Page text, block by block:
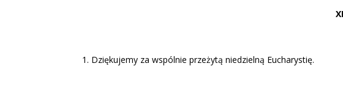
Dziękujemy za wspólnie przeżytą niedzielną Eucharystię.